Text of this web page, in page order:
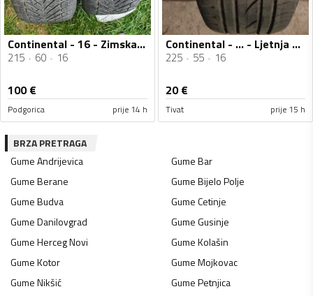
Continental - 16 - Zimska guma
215 60 16
100€
Podgorica prije 14 h
Continental - ... - Ljetnja guma
225 55 16
20€
Tivat prije 15 h
BRZA PRETRAGA
GumeAndrijevica GumeBar
GumeBerane GumeBijelo Polje
GumeBudva GumeCetinje
GumeDanilovgrad GumeGusinje
GumeHerceg Novi GumeKolašin
GumeKotor GumeMojkovac
GumeNikšić GumePetnjica